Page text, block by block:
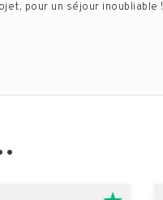
pour un séjour inoubliable !